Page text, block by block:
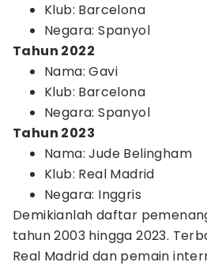
Klub: Barcelona
Negara: Spanyol
Tahun 2022
Nama: Gavi
Klub: Barcelona
Negara: Spanyol
Tahun 2023
Nama: Jude Belingham
Klub: Real Madrid
Negara: Inggris
Demikianlah daftar
tahun 2003 hingga 2023.
Real Madrid dan pemain